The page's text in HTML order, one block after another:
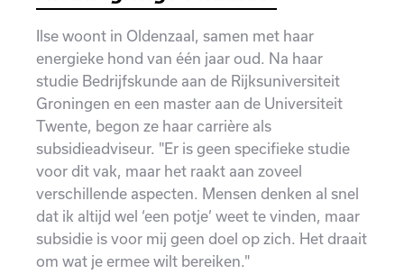
Ilse woont in Oldenzaal, samen met haar
energieke hond van één jaar oud. Na haar
studie Bedrijfskunde aan de Rijksuniversiteit
Groningen en een master aan de Universiteit
Twente, begon ze haar carrière als
subsidieadviseur. "Er is geen specifieke studie
voor dit vak, maar het raakt aan zoveel
verschillende aspecten. Mensen denken al snel
dat ik altijd wel ‘een potje’ weet te vinden, maar
subsidie is voor mij geen doel op zich. Het draait
om wat je ermee wilt bereiken."